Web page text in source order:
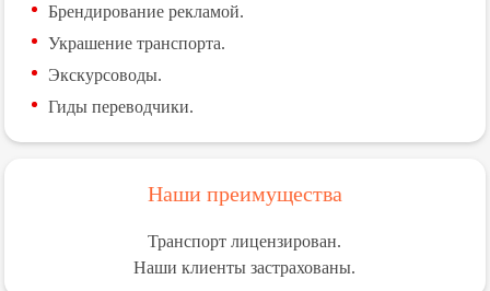
Брендирование рекламой.
Украшение транспорта.
Экскурсоводы.
Гиды переводчики.
Наши преимущества
Транспорт лицензирован.
Наши клиенты застрахованы.